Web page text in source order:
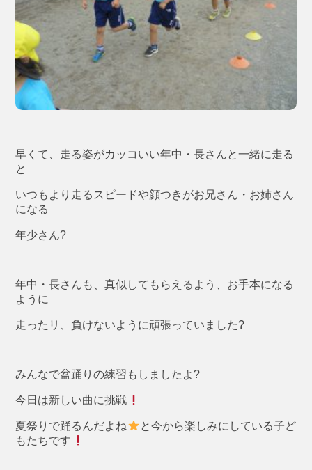
早くて、走る姿がカッコいい年中・長さんと一緒に走る
と
いつもより走るスピードや顔つきがお兄さん・お姉さん
になる
年少さん?
年中・長さんも、真似してもらえるよう、お手本になる
ように
走ったリ、負けないように頑張っていました?
みんなで盆踊りの練習もしましたよ?
今日は新しい曲に挑戦
夏祭りで踊るんだよね
と今から楽しみにしている子ど
もたちです